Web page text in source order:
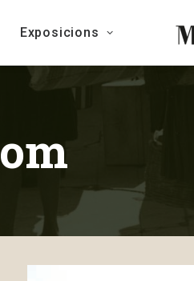
Exposicions